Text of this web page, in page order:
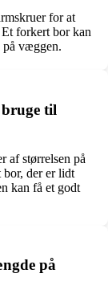
for at
forkert bor kan
på væggen.
til
af størrelsen på
bor, der er lidt
kan få et godt
på